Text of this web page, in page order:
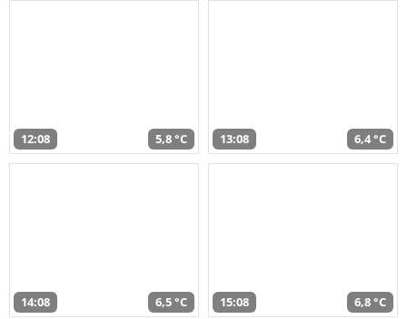
12:08 5,8 °C 13:08 6,4 °C
14:08 6,5 °C 15:08 6,8 °C